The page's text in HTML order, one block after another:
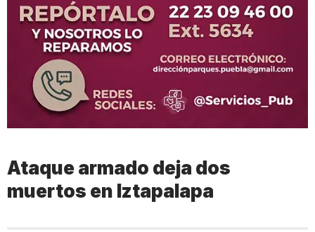
Ataque armado deja dos
muertos en Iztapalapa